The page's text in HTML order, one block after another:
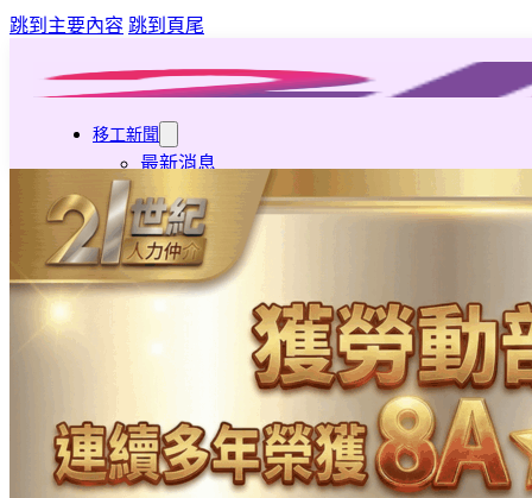
跳到主要內容 跳到頁尾
移工新聞
最新消息
營造業移工重點新聞
旅宿業專題報導
外籍移工文章專區
傳統產業文章專區
外籍看護文章專區
懶人包｜廢棄物處理與回收業
家庭看護
機構看護
資源回收業移工